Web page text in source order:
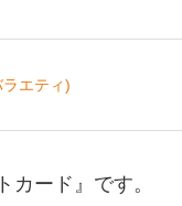
エティ)
ード』です。